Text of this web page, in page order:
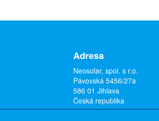
Adresa
Neosolar, spol. s r.o.
Pávovská 5456/27a
586 01 Jihlava
Česká republika